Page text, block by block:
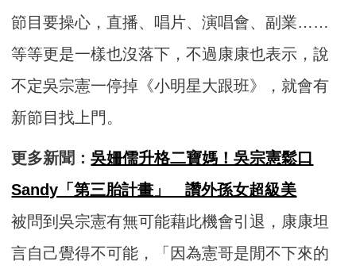
節目要操心，直播、唱片、演唱會、副業……
等等更是一樣也沒落下，不過康康也表示，說
不定吳宗憲一停掉《小明星大跟班》，就會有
新節目找上門。
更多新聞：吳姍儒升格二寶媽！吳宗憲鬆口
Sandy「第三胎計畫」 讚外孫女超級美
被問到吳宗憲有無可能藉此機會引退，康康坦
言自己覺得不可能，「因為憲哥是閒不下來的